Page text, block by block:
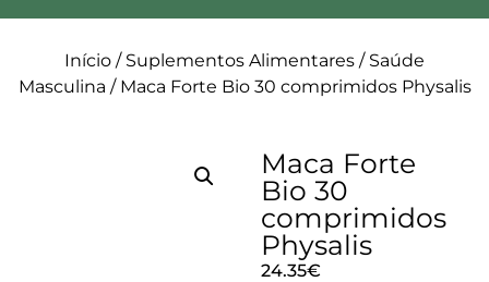
Início / Suplementos Alimentares / Saúde
Masculina / Maca Forte Bio 30 comprimidos Physalis
Maca Forte
Bio 30
comprimidos
Physalis
24.35€